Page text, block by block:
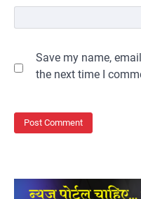
Save my name,
the next time I